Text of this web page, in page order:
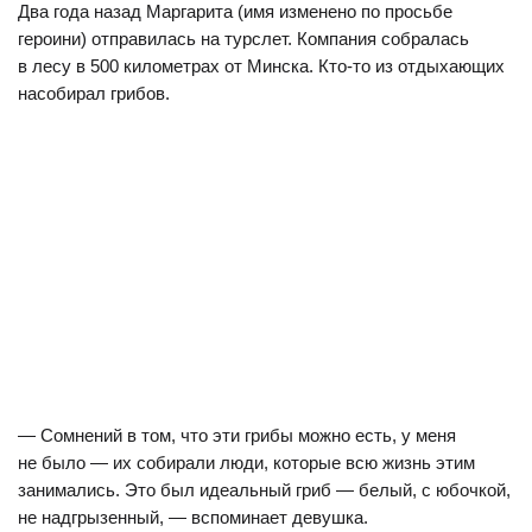
Два года назад Маргарита (имя изменено по просьбе
героини) отправилась на турслет. Компания собралась
в лесу в 500 километрах от Минска. Кто-то из отдыхающих
насобирал грибов.
— Сомнений в том, что эти грибы можно есть, у меня
не было — их собирали люди, которые всю жизнь этим
занимались. Это был идеальный гриб — белый, с юбочкой,
не надгрызенный, — вспоминает девушка.